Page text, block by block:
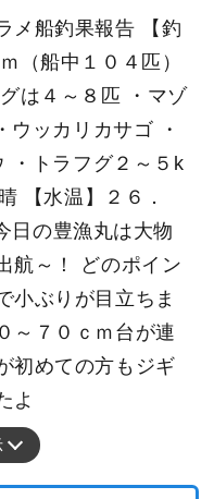
メ船釣果報告 【釣
（船中１０４匹）
は４～８匹 ・マゾ
ウッカリカサゴ ・
・トラフグ２～５k
【水温】２６．
日の豊漁丸は大物
航～！ どのポイン
小ぶりが目立ちま
～７０ｃｍ台が連
初めての方もジギ
よ